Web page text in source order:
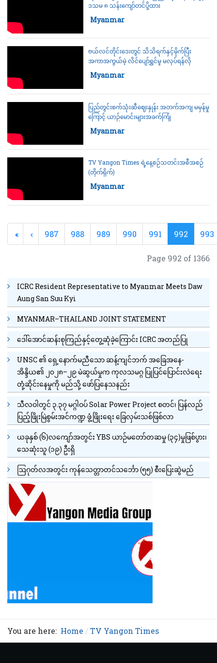
ဒသမ ၈ သန်းကျော်တင်ပို့ထား
Category:
Myanmar
ဗယ်လင်တိုင်းဒေးတွင် သိသိရက်နှင့်မိုက်ပြီး
အကာအကွယ်မဲ့ လိင်ပျော်ရွှင်မှု မလုပ်ရန်လို
Category:
Myanmar
ပြည်တွင်းစက်သုံးဆီဈေးနှုန်း အတက်အကျ မမှန်မှု
ကြောင့် ယာဉ်မောင်းများအခက်ကြုံ
Category:
Myanmar
TV Yangon Times ရဲ့နေ့စဉ်သတင်းအစီအစဉ်
(တိုက်ရိုက်)
Category:
Myanmar
987 988 989 990 991 992 993
Page 992 of 1366
ICRC Resident Representative to Myanmar Meets Daw
Aung San Suu Kyi
MYANMAR–THAILAND JOINT STATEMENT
ဒေါ်အောင်ဆန်းစုကြည်နှင့်တွေ့ဆုံခဲ့ကြောင်း ICRC အတည်ပြု
UNSC ၏ ရှေ့နောက်မညီသော ဆန့်ကျင်ဘက် အခြေအနေ-
အိန္ဒိယ၏ ၂၀၂၈–၂၉ မဲဆွယ်မှုက ကုလသမဂ္ဂ ပြုပြင်ပြောင်းလဲရေး
တုံ့ဆိုင်းနေမှုကို မည်သို့ ဖော်ပြနေသနည်း
သီလဝါတွင် ၃.၃၇ မဂ္ဂါဝပ် Solar Power Project စတင်၊ ပြန်လည်
ပြည့်ဖြိုးမြဲစွမ်းအင်ကဏ္ဍ ဖွံ့ဖြိုးရေး ခြေလှမ်းသစ်ဖြစ်လာ
ယခုနှစ် (၆)လကျော်အတွင်း YBS ယာဉ်မတော်တဆမှု (၃၄)မှုဖြစ်ပွား၊
သေဆုံးသူ (၁၉) ဦးရှိ
ဩဂုတ်လအတွင်း ကုန်သေတ္တာတင်သင်္ဘော (၅၅) စီးပြေးဆွဲမည်
You are here: Home TV Yangon Times